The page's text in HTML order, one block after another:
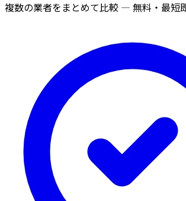
複数の業者をまとめて比較 — 無料・最短